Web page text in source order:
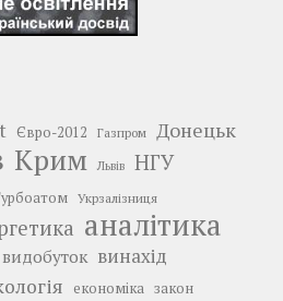
Євро-2012 Газпром Донецьк
Крим Львів
НГУ
Укрзалізниця
аналітика
видобуток винахід
економіка закон